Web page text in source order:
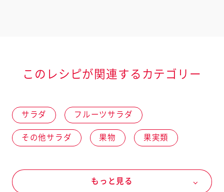
このレシピが関連するカテゴリー
サラダ フルーツサラダ
その他サラダ 果物 果実類
卵を味わうマヨネーズ
もっと見る